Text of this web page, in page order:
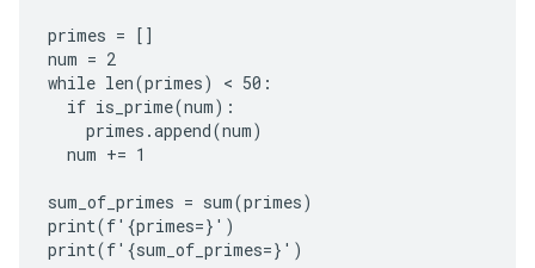
primes = []
num = 2
while len(primes) < 50:
  if is_prime(num):
    primes.append(num)
  num += 1
sum_of_primes = sum(primes)
print(f'{primes=}')
print(f'{sum_of_primes=}')